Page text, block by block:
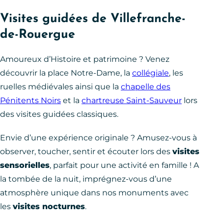
Visites guidées de Villefranche-
de-Rouergue
Amoureux d’Histoire et patrimoine ? Venez
découvrir la place Notre-Dame, la collégiale, les
ruelles médiévales ainsi que la chapelle des
Pénitents Noirs et la chartreuse Saint-Sauveur lors
des visites guidées classiques.
Envie d’une expérience originale ? Amusez-vous à
observer, toucher, sentir et écouter lors des visites
sensorielles, parfait pour une activité en famille ! A
la tombée de la nuit, imprégnez-vous d’une
atmosphère unique dans nos monuments avec
les visites nocturnes.